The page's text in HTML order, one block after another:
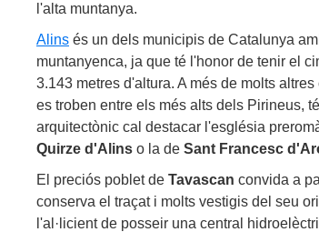
l'alta muntanya.
Alins és un dels municipis de Catalunya
muntanyenca, ja que té l'honor de tenir el
3.143 metres d'altura. A més de molts
es troben entre els més alts dels Pirineus,
arquitectònic cal destacar l'església
Quirze d'Alins o la de Sant Francesc
El preciós poblet de Tavascan convida a
conserva el traçat i molts vestigis del seu
l'al·licient de posseir una central